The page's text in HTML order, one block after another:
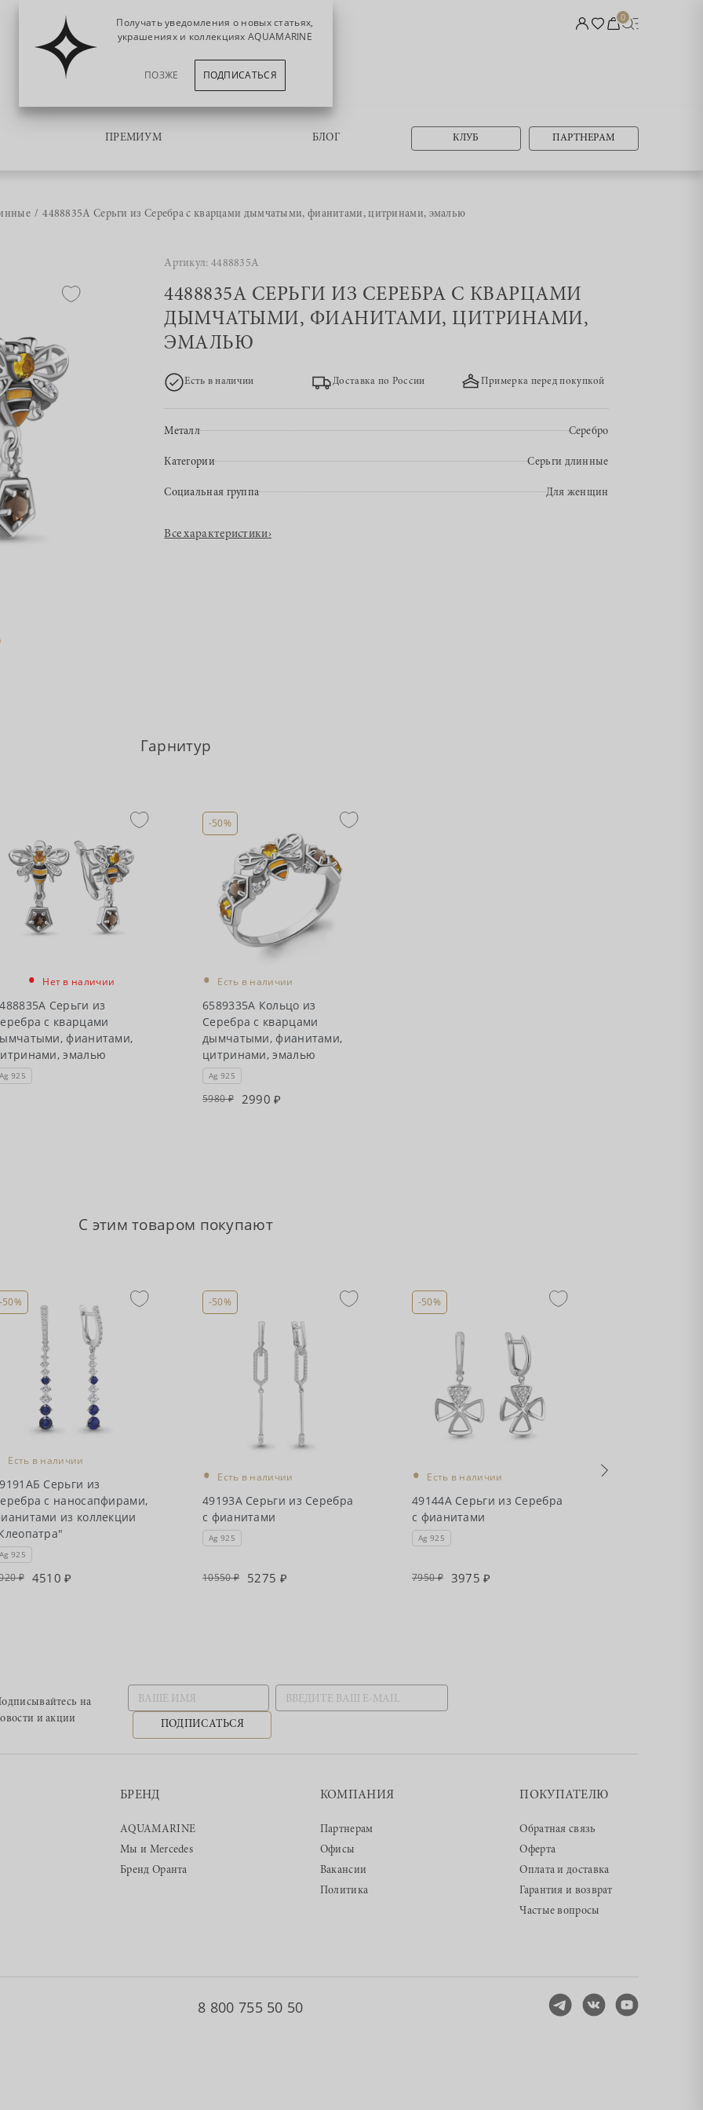
0
ПРЕМИУМ БЛОГ КЛУБ ПАРТНЕРАМ
4488835А Серьги из Серебра с кварцами дымчатыми, фианитами, цитринами, эмалью
Артикул: 4488835А
4488835А СЕРЬГИ ИЗ СЕРЕБРА С КВАРЦАМИ
ДЫМЧАТЫМИ, ФИАНИТАМИ, ЦИТРИНАМИ,
ЭМАЛЬЮ
Есть в наличии Доставка по России Примерка перед покупкой
Металл Серебро
Категории Серьги длинные
Социальная группа Для женщин
Все характеристики›
Гарнитур
• Нет в наличии
Серьги из
с кварцами
фианитами,
эмалью
Ag 925
-50%
• Есть в наличии
6589335А Кольцо из
Серебра с кварцами
дымчатыми, фианитами,
цитринами, эмалью
Ag 925
5980 2990
С этим товаром покупают
50%
Есть в наличии
Серьги из
с наносапфирами,
из коллекции
Ag 925
4510
-50%
• Есть в наличии
49193А Серьги из Серебра
с фианитами
Ag 925
10550 5275
-50%
• Есть в наличии
49144А Серьги из Серебра
с фианитами
Ag 925
7950 3975
на
и акции
ПОДПИСАТЬСЯ
БРЕНД
AQUAMARINE
Мы и Mercedes
Бренд Оранта
КОМПАНИЯ
Партнерам
Офисы
Вакансии
Политика
ПОКУПАТЕЛЮ
Обратная связь
Оферта
Оплата и доставка
Гарантия и возврат
Частые вопросы
8 800 755 50 50
Получать уведомления о новых статьях,
украшениях и коллекциях AQUAMARINE
ПОЗЖЕ ПОДПИСАТЬСЯ